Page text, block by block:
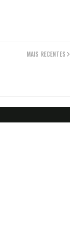
MAIS RECENTES